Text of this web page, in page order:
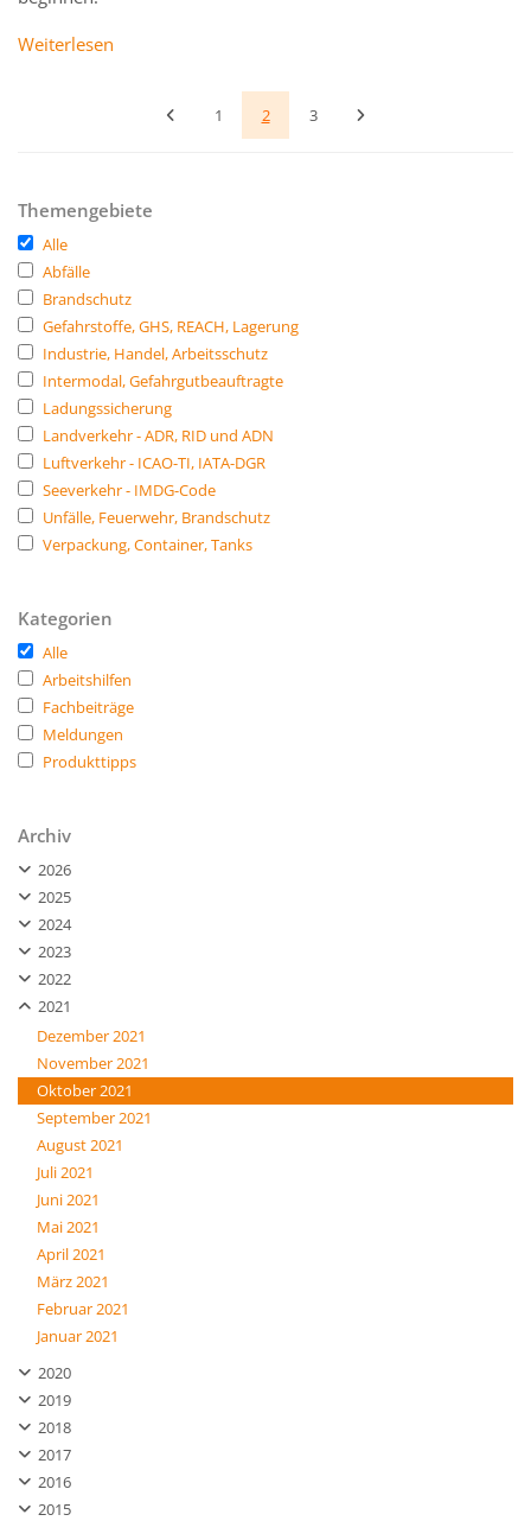
Weiterlesen
1 2 3
Themengebiete
Alle
Abfälle
Brandschutz
Gefahrstoffe, GHS, REACH, Lagerung
Industrie, Handel, Arbeitsschutz
Intermodal, Gefahrgutbeauftragte
Ladungssicherung
Landverkehr - ADR, RID und ADN
Luftverkehr - ICAO-TI, IATA-DGR
Seeverkehr - IMDG-Code
Unfälle, Feuerwehr, Brandschutz
Verpackung, Container, Tanks
Kategorien
Alle
Arbeitshilfen
Fachbeiträge
Meldungen
Produkttipps
Archiv
2026
2025
2024
2023
2022
2021
Dezember 2021
November 2021
Oktober 2021
September 2021
August 2021
Juli 2021
Juni 2021
Mai 2021
April 2021
März 2021
Februar 2021
Januar 2021
2020
2019
2018
2017
2016
2015